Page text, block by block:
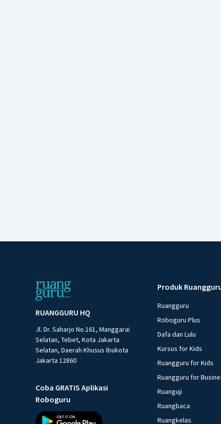
RUANGGURU HQ
Jl. Dr. Saharjo No.161, Manggarai
Selatan, Tebet, Kota Jakarta
Selatan, Daerah Khusus Ibukota
Jakarta 12860
Coba GRATIS Aplikasi
Roboguru
Produk
Ruangguru
Roboguru Plus
Dafa dan Lulu
Kursus for Kids
Ruangguru for Kids
Ruangguru for
Ruanguji
Ruangbaca
Ruangkelas